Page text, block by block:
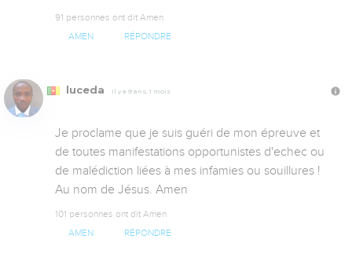
91 personnes ont dit Amen
AMEN RÉPONDRE
luceda Il y a 9 ans, 1 mois
Je proclame que je suis guéri de mon épreuve et
de toutes manifestations opportunistes d'echec ou
de malédiction liées à mes infamies ou souillures !
Au nom de Jésus. Amen
101 personnes ont dit Amen
AMEN RÉPONDRE